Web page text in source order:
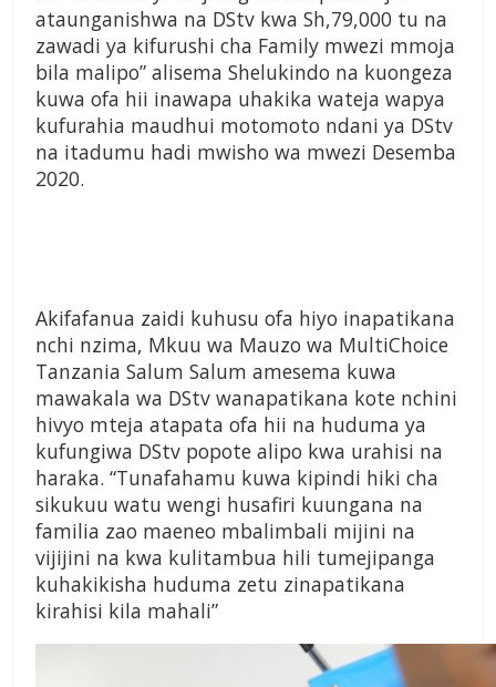
ataunganishwa na DStv kwa Sh,79,000 tu na
zawadi ya kifurushi cha Family mwezi mmoja
bila malipo” alisema Shelukindo na kuongeza
kuwa ofa hii inawapa uhakika wateja wapya
kufurahia maudhui motomoto ndani ya DStv
na itadumu hadi mwisho wa mwezi Desemba
2020.
Akifafanua zaidi kuhusu ofa hiyo inapatikana
nchi nzima, Mkuu wa Mauzo wa MultiChoice
Tanzania Salum Salum amesema kuwa
mawakala wa DStv wanapatikana kote nchini
hivyo mteja atapata ofa hii na huduma ya
kufungiwa DStv popote alipo kwa urahisi na
haraka. “Tunafahamu kuwa kipindi hiki cha
sikukuu watu wengi husafiri kuungana na
familia zao maeneo mbalimbali mijini na
vijijini na kwa kulitambua hili tumejipanga
kuhakikisha huduma zetu zinapatikana
kirahisi kila mahali”